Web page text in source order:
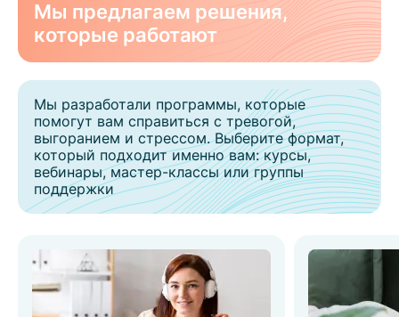
Мы предлагаем решения,
которые работают
Мы разработали программы, которые
помогут вам справиться с тревогой,
выгоранием и стрессом. Выберите формат,
который подходит именно вам: курсы,
вебинары, мастер-классы или группы
поддержки